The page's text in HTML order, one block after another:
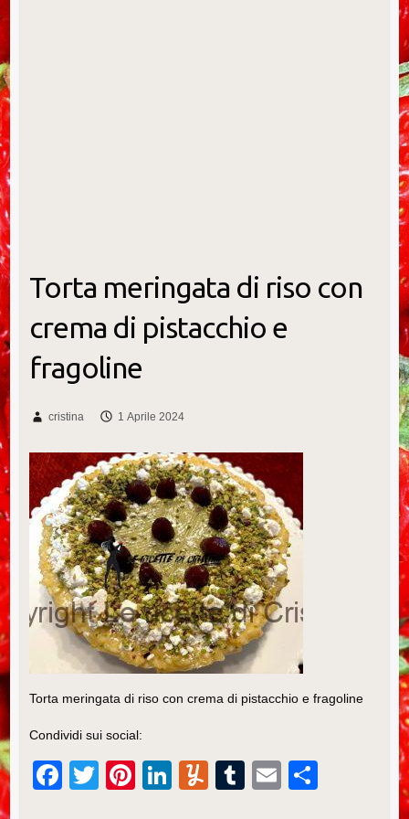
Torta meringata di riso con
crema di pistacchio e
fragoline
cristina 1 Aprile 2024
Torta meringata di riso con crema di pistacchio e fragoline
Condividi sui social:
F
T
Pi
Li
Y
T
E